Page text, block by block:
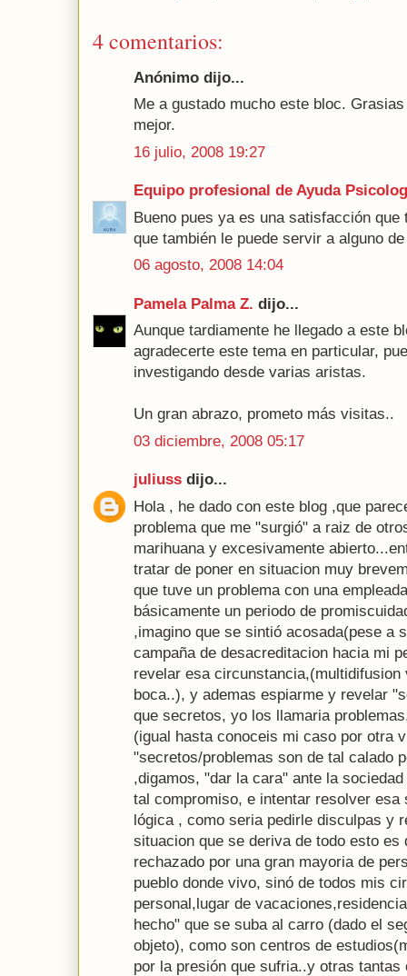
4 comentarios:
Anónimo dijo...
Me a gustado mucho este bloc.
mejor.
16 julio, 2008 19:27
Equipo profesional de Ayuda
Bueno pues ya es una satisfacción
que también le puede servir a alguno
06 agosto, 2008 14:04
Pamela Palma Z. dijo...
Aunque tardiamente he llegado a este
agradecerte este tema en particular,
investigando desde varias aristas.
Un gran abrazo, prometo más visitas..
03 diciembre, 2008 05:17
juliuss dijo...
Hola , he dado con este blog ,que
problema que me "surgió" a raiz de
marihuana y excesivamente
tratar de poner en situacion muy
que tuve un problema con una
básicamente un periodo de
,imagino que se sintió acosada(pese a
campaña de desacreditacion hacia mi
revelar esa circunstancia,(multidifusion
boca..), y ademas espiarme y revelar
que secretos, yo los llamaria
(igual hasta conoceis mi caso por otra
"secretos/problemas son de tal calado
,digamos, "dar la cara" ante la
tal compromiso, e intentar resolver esa
lógica , como seria pedirle disculpas y
situacion que se deriva de todo esto es
rechazado por una gran mayoria de
pueblo donde vivo, sinó de todos mis
personal,lugar de
hecho" que se suba al carro (dado el
objeto), como son centros de
por la presión que sufria..y otras